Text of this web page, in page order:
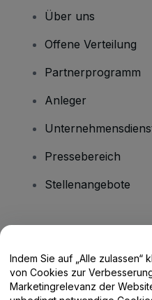
Über uns
Offene Verteilung
Partnerprogramm
Anleger
Pressebereich
Stellenangebote
Hilfe-Center /
Indem Sie auf „Alle zulassen“
von Cookies zur
Marketingrelevanz der Website zu. Ansonsten